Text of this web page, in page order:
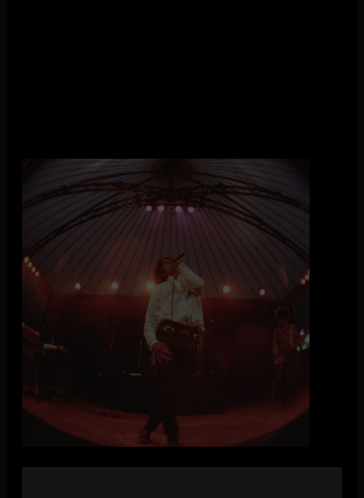
Ga terug in de tijd met The Doors in Concert, een authentieke
hommage aan de psychedelische rock band The Doors. The
live shows, vooral door de charismatische Jim Morrison. Dit is
wat The Doors in Concert hun publiek laten herbeleven.
Omdat er gebruik wordt gemaakt van exact dezelfde
instrumenten als The Doors destijds, is de sound vrijwel
identiek. Ze hebben de juiste looks en de juiste energie om een
indrukwekkende live show te geven.
Geniet van authentieke liveversies van songs als ‘Riders on
the Storm’, ‘Roadhouse Blues’ en ‘People Are Strange’, 18
april in De Vorstin.
Maak je gebruik van een rolstoel? Bestel dan een Webticket
(geen zitplaats)! Na het afronden van je bestelling kun je via
tickets@vorstin.nl een rolstoelplek reserveren.